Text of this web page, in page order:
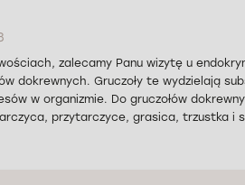
zalecamy Panu wizytę u
dokrewnych. Gruczoły te wydzielają
w organizmie. Do gruczołów
przytarczyce, grasica, trzustka i